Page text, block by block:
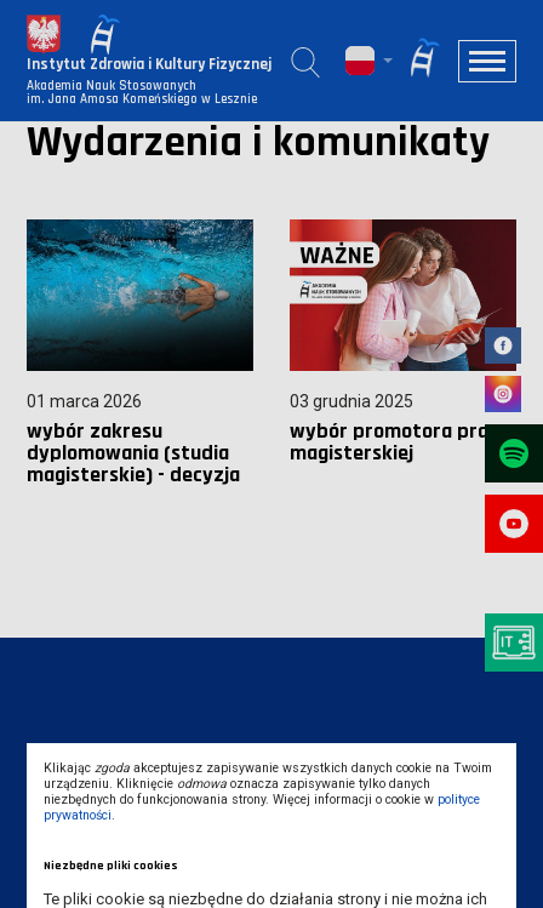
Instytut Zdrowia i Kultury Fizycznej
Akademia Nauk Stosowanych
im. Jana Amosa Komeńskiego w Lesznie
Wydarzenia i komunikaty
01 marca 2026
wybór zakresu
dyplomowania (studia
magisterskie) - decyzja
03 grudnia 2025
wybór promotora pracy
magisterskiej
Dane kontaktowe
Instytut Zdrowia i Kultury Fizycznej
im. Jana Amosa Komeńskiego w Lesznie
ul. Adama Mickiewicza 5, 64-100 Leszno
Klikajączgoda akceptujesz zapisywanie wszystkich danych cookie na Twoim
urządzeniu. Kliknięcie odmowa oznacza zapisywanie tylko danych
niezbędnych do funkcjonowania strony. Więcej informacji o cookie w polityce
prywatności.
Niezbędne pliki cookies
Te pliki cookie są niezbędne do działania strony i nie można ich